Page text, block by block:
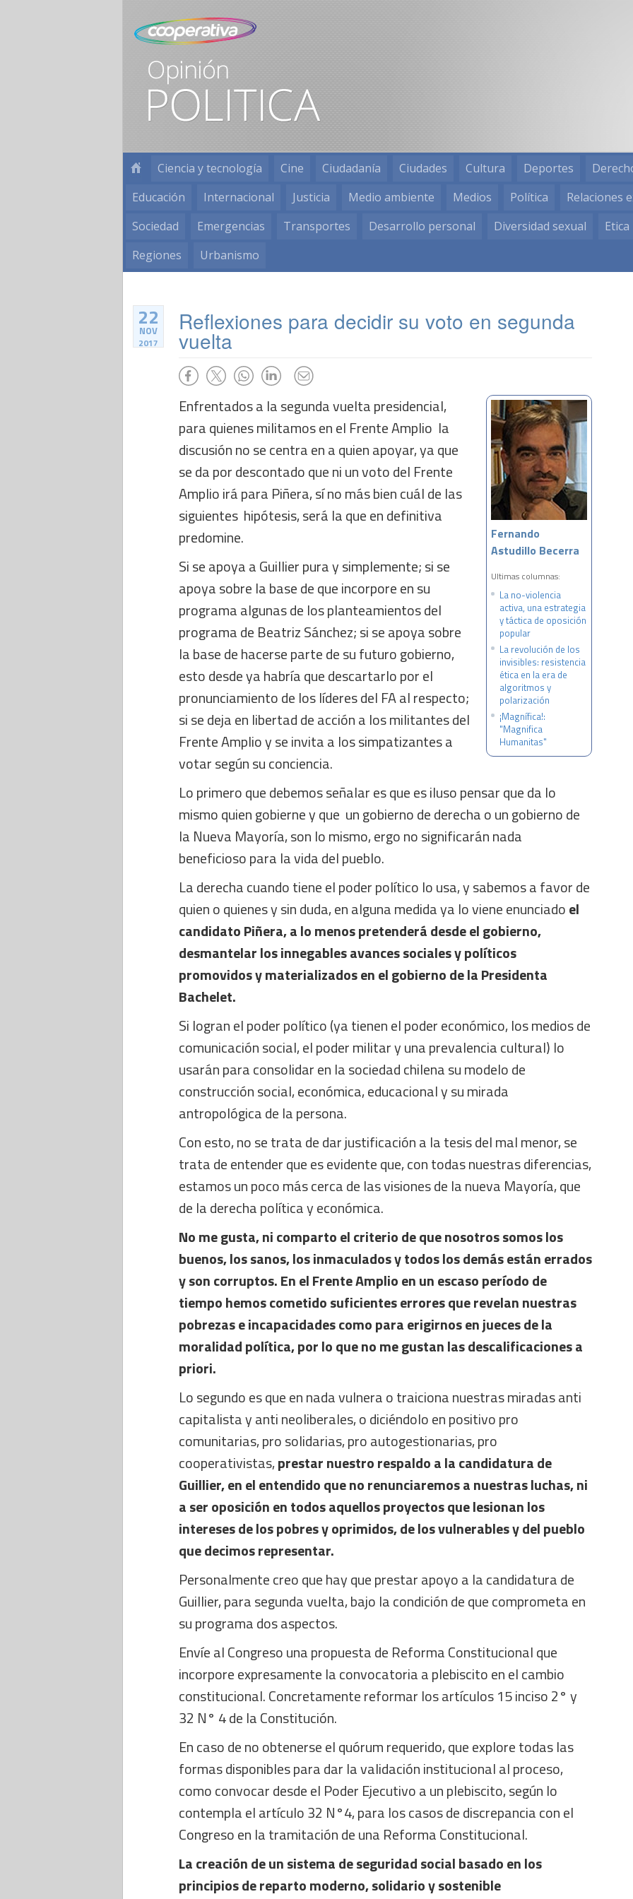
Ciencia y tecnología Cine Ciudadanía Ciudades Cultura Deportes
Educación
Internacional Justicia Medio ambiente Medios Política
Relaciones
Sociedad
Emergencias Transportes Desarrollo personal Diversidad sexual
Etica
Regiones
Urbanismo
22
NOV
2017
Reflexiones para decidir su voto en segunda
vuelta
Fernando
Astudillo Becerra
Ultimas columnas:
La no-violencia
activa, una estrategia
y táctica de oposición
popular
La revolución de los
invisibles: resistencia
ética en la era de
algoritmos y
polarización
¡Magnífica!:
"Magnifica
Humanitas"
Enfrentados a la segunda vuelta presidencial,
para quienes militamos en el Frente Amplio la
discusión no se centra en a quien apoyar, ya que
se da por descontado que ni un voto del Frente
Amplio irá para Piñera, sí no más bien cuál de las
siguientes hipótesis, será la que en definitiva
predomine.
Si se apoya a Guillier pura y simplemente; si se
apoya sobre la base de que incorpore en su
programa algunas de los planteamientos del
programa de Beatriz Sánchez; si se apoya sobre
la base de hacerse parte de su futuro gobierno,
esto desde ya habría que descartarlo por el
pronunciamiento de los líderes del FA al respecto;
si se deja en libertad de acción a los militantes del
Frente Amplio y se invita a los simpatizantes a
votar según su conciencia.
Lo primero que debemos señalar es que es iluso pensar que da lo
mismo quien gobierne y que un gobierno de derecha o un gobierno de
la Nueva Mayoría, son lo mismo, ergo no significarán nada
beneficioso para la vida del pueblo.
La derecha cuando tiene el poder político lo usa, y sabemos a favor de
quien o quienes y sin duda, en alguna medida ya lo viene enunciadoel
candidato Piñera, a lo menos pretenderá desde el gobierno,
desmantelar los innegables avances sociales y políticos
promovidos y materializados en el gobierno de la Presidenta
Bachelet.
Si logran el poder político (ya tienen el poder económico, los medios de
comunicación social, el poder militar y una prevalencia cultural) lo
usarán para consolidar en la sociedad chilena su modelo de
construcción social, económica, educacional y su mirada
antropológica de la persona.
Con esto, no se trata de dar justificación a la tesis del mal menor, se
trata de entender que es evidente que, con todas nuestras diferencias,
estamos un poco más cerca de las visiones de la nueva Mayoría, que
de la derecha política y económica.
No me gusta, ni comparto el criterio de que nosotros somos los
buenos, los sanos, los inmaculados y todos los demás están errados
y son corruptos. En el Frente Amplio en un escaso período de
tiempo hemos cometido suficientes errores que revelan nuestras
pobrezas e incapacidades como para erigirnos en jueces de la
moralidad política, por lo que no me gustan las descalificaciones a
priori.
Lo segundo es que en nada vulnera o traiciona nuestras miradas anti
capitalista y anti neoliberales, o diciéndolo en positivo pro
comunitarias, pro solidarias, pro autogestionarias, pro
cooperativistas,prestar nuestro respaldo a la candidatura de
Guillier, en el entendido que no renunciaremos a nuestras luchas, ni
a ser oposición en todos aquellos proyectos que lesionan los
intereses de los pobres y oprimidos, de los vulnerables y del pueblo
que decimos representar.
Personalmente creo que hay que prestar apoyo a la candidatura de
Guillier, para segunda vuelta, bajo la condición de que comprometa en
su programa dos aspectos.
Envíe al Congreso una propuesta de Reforma Constitucional que
incorpore expresamente la convocatoria a plebiscito en el cambio
constitucional. Concretamente reformar los artículos 15 inciso 2° y
32 N° 4 de la Constitución.
En caso de no obtenerse el quórum requerido, que explore todas las
formas disponibles para dar la validación institucional al proceso,
como convocar desde el Poder Ejecutivo a un plebiscito, según lo
contempla el artículo 32 N°4, para los casos de discrepancia con el
Congreso en la tramitación de una Reforma Constitucional.
La creación de un sistema de seguridad social basado en los
principios de reparto moderno, solidario y sostenible